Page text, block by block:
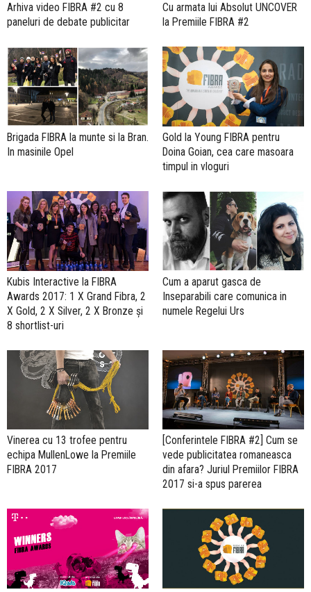
Arhiva video FIBRA #2 cu 8
paneluri de debate publicitar
Cu armata lui Absolut UNCOVER
la Premiile FIBRA #2
Brigada FIBRA la munte si la Bran.
In masinile Opel
Gold la Young FIBRA pentru
Doina Goian, cea care masoara
timpul in vloguri
Kubis Interactive la FIBRA
Awards 2017: 1 X Grand Fibra, 2
X Gold, 2 X Silver, 2 X Bronze și
8 shortlist-uri
Cum a aparut gasca de
Inseparabili care comunica in
numele Regelui Urs
Vinerea cu 13 trofee pentru
echipa MullenLowe la Premiile
FIBRA 2017
[Conferintele FIBRA #2] Cum se
vede publicitatea romaneasca
din afara? Juriul Premiilor FIBRA
2017 si-a spus parerea